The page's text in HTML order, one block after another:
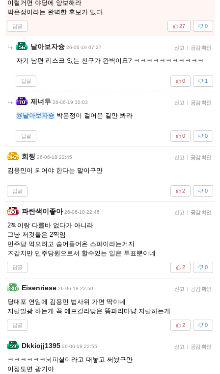
이럴거면 야당에 양보해라
박은정이라는 완벽한 후보가 있다
답글 0
27
날아보자슝 26-06-19 07:27 신고 | 공감 확인
자기 남편 리스크 있는 친구가 완벽이요? ㅋㅋㅋㅋㅋㅋㅋㅋㅋㅋㅋ
답글 1
0
제너두 26-06-19 10:03 신고 | 공감 확인
@날아보자슝 박은정이 걸어온 길만 봐라
답글 0
0
희찡 26-06-18 22:45 신고 | 공감 확인
김용민이 되어야 한다는 말이구만
답글 0
2
파란색이좋아 26-06-18 22:46 신고 | 공감 확인
2찍이랑 다를바 없다가 아니라
그냥 저것들은 2찍임
민주당 먹으려고 숨어들어온 스파이라는거지
ㅈ같지만 민주당원으로서 할수있는 일은 투표뿐이네
답글 0
2
Eisenriese 26-06-18 22:50 신고 | 공감 확인
당대포 연임에 김용민 법사위 가면 딱이네
지랄발광 하는게 꼭 에프킬라맞은 똥파리마냥 지랄하는게
답글 0
2
Dkkiojj1395 26-06-18 22:55 신고 | 공감 확인
ㅋㅋㅋㅋㅋㅋ뇌피셜이라고 대놓고 써놨구만
이정도면 광기야